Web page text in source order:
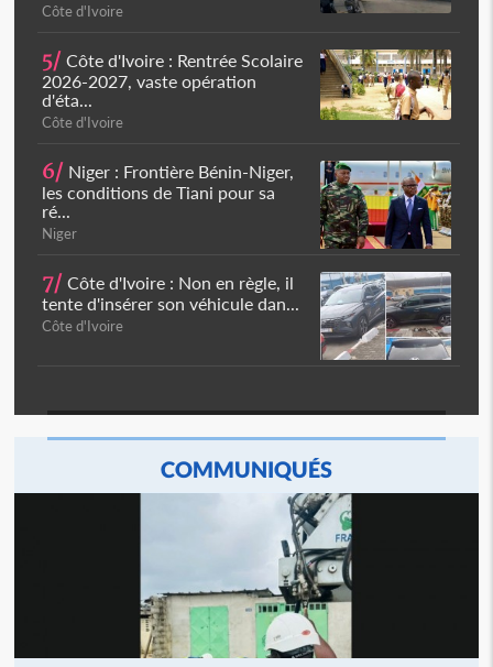
Côte d'Ivoire
5/ Côte d'Ivoire : Rentrée Scolaire
2026-2027, vaste opération
d'éta...
Côte d'Ivoire
6/ Niger : Frontière Bénin-Niger,
les conditions de Tiani pour sa
ré...
Niger
7/ Côte d'Ivoire : Non en règle, il
tente d'insérer son véhicule dan...
Côte d'Ivoire
COMMUNIQUÉS